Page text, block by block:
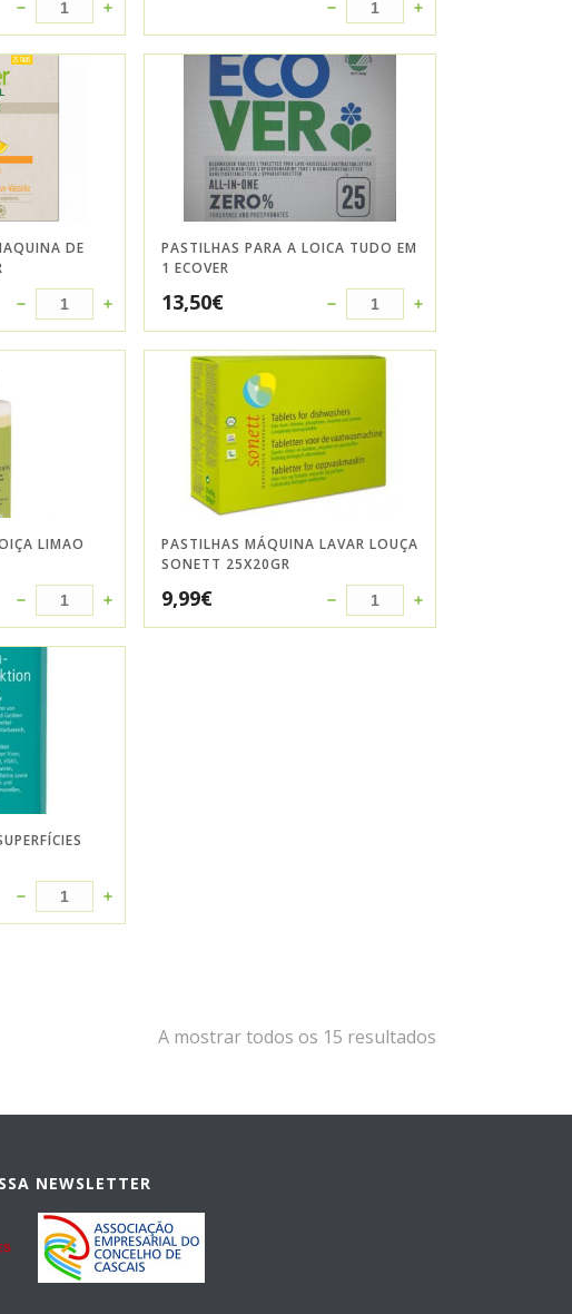
DE
PASTILHAS PARA A LOICA TUDO EM
1 ECOVER
13,50€
LIMAO
PASTILHAS MÁQUINA LAVAR LOUÇA
SONETT 25X20GR
9,99€
A mostrar todos os 15 resultados
NEWSLETTER